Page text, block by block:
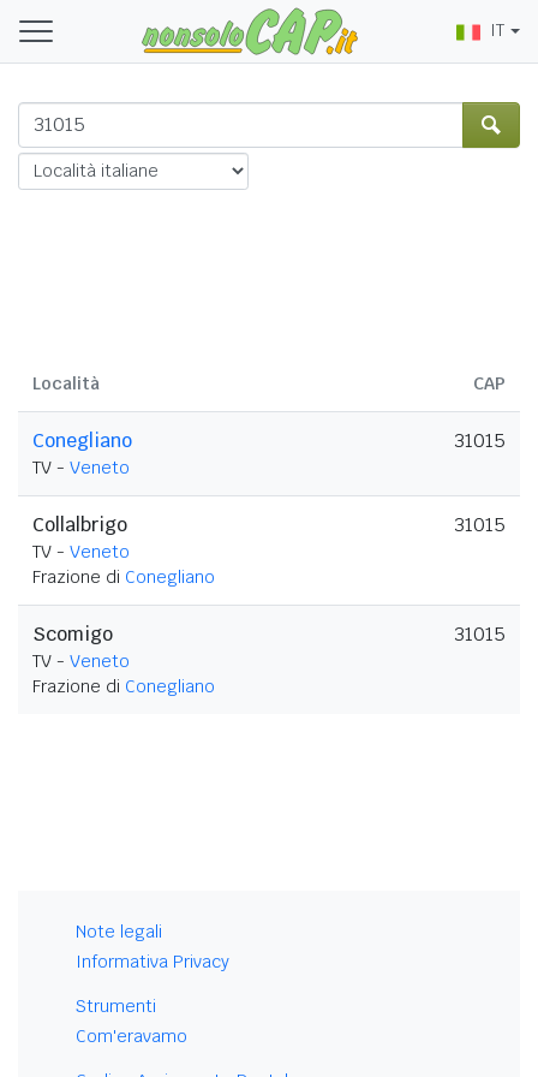
IT
Località CAP
Conegliano
TV - Veneto
31015
Collalbrigo
TV - Veneto
Frazione di Conegliano
31015
Scomigo
TV - Veneto
Frazione di Conegliano
31015
Note legali
Informativa Privacy
Strumenti
Com'eravamo